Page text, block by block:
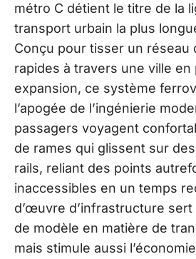
métro C détient le titre de la
transport urbain la plus
Conçu pour tisser un réseau
rapides à travers une ville en
expansion, ce système
l’apogée de l’ingénierie
passagers voyagent
de rames qui glissent sur
rails, reliant des points
inaccessibles en un temps
d’œuvre d’infrastructure
de modèle en matière de
mais stimule aussi